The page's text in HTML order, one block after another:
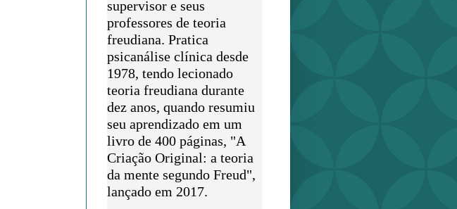
supervisor e seus
professores de teoria
freudiana. Pratica
psicanálise clínica desde
1978, tendo lecionado
teoria freudiana durante
dez anos, quando resumiu
seu aprendizado em um
livro de 400 páginas, "A
Criação Original: a teoria
da mente segundo Freud",
lançado em 2017.